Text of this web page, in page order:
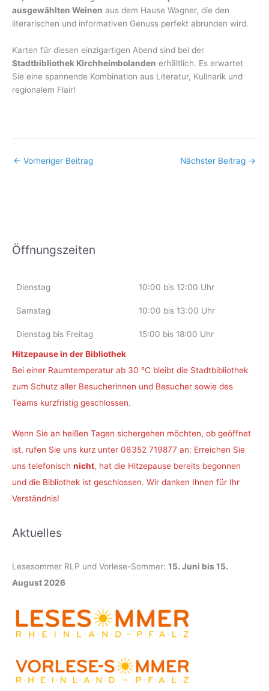
Öffnungszeiten
Dienstag 10:00 bis 12:00 Uhr
Samstag 10:00 bis 13:00 Uhr
Dienstag bis Freitag 15:00 bis 18:00 Uhr
Hitzepause in der Bibliothek
Bei einer Raumtemperatur ab 30 °C bleibt die Stadtbibliothek
zum Schutz aller Besucherinnen und Besucher sowie des
Teams kurzfristig geschlossen.
Wenn Sie an heißen Tagen sichergehen möchten, ob geöffnet
ist, rufen Sie uns kurz unter 06352 719877 an: Erreichen Sie
uns telefonisch nicht, hat die Hitzepause bereits begonnen
und die Bibliothek ist geschlossen. Wir danken Ihnen für Ihr
Verständnis!
Aktuelles
Lesesommer RLP und Vorlese-Sommer: 15. Juni bis 15.
August 2026
ausgewählten Weinen aus dem Hause Wagner, die den
literarischen und informativen Genuss perfekt abrunden wird.
Karten für diesen einzigartigen Abend sind bei der
Stadtbibliothek Kirchheimbolanden erhältlich. Es erwartet
Sie eine spannende Kombination aus Literatur, Kulinarik und
regionalem Flair!
← Vorheriger Beitrag Nächster Beitrag →